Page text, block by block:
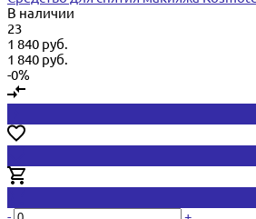
В наличии
23
1 840 руб.
1 840 руб.
-0%